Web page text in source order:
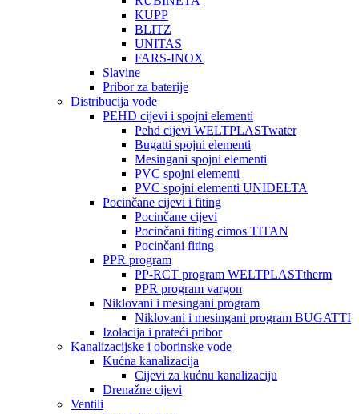
KUPP
BLITZ
UNITAS
FARS-INOX
Slavine
Pribor za baterije
Distribucija vode
PEHD cijevi i spojni elementi
Pehd cijevi WELTPLASTwater
Bugatti spojni elementi
Mesingani spojni elementi
PVC spojni elementi
PVC spojni elementi UNIDELTA
Pocinčane cijevi i fiting
Pocinčane cijevi
Pocinčani fiting cimos TITAN
Pocinčani fiting
PPR program
PP-RCT program WELTPLASTtherm
PPR program vargon
Niklovani i mesingani program
Niklovani i mesingani program BUGATTI
Izolacija i prateći pribor
Kanalizacijske i oborinske vode
Kućna kanalizacija
Cijevi za kućnu kanalizaciju
Drenažne cijevi
Ventili